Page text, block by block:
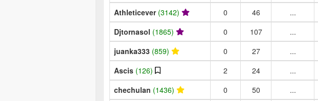
Athleticever (3142) 0 46
...
Djtornasol (1865) 0 107
...
juanka333 (859) 0 27 ...
Ascis (126) 2 24
...
chechulan (1436) 0 50
...